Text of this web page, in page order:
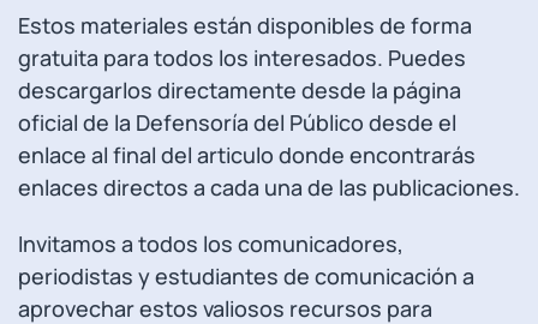
Estos materiales están disponibles de forma
gratuita para todos los interesados. Puedes
descargarlos directamente desde la página
oficial de la Defensoría del Público desde el
enlace al final del articulo donde encontrarás
enlaces directos a cada una de las publicaciones.
Invitamos a todos los comunicadores,
periodistas y estudiantes de comunicación a
aprovechar estos valiosos recursos para